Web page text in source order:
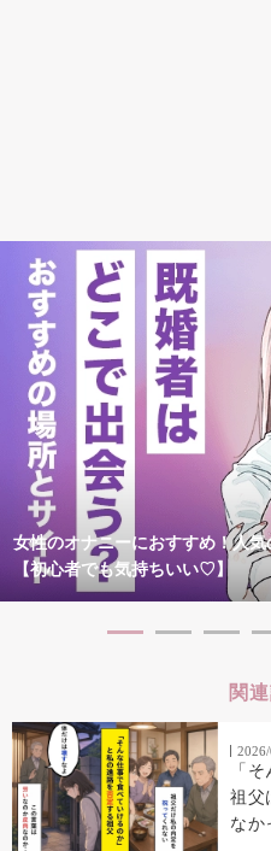
女性のオナニーにおすすめ！人
【初心者でも気持ちいい♡】
関
「
祖父
なか